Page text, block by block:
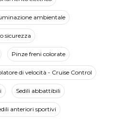
ambientale
sicurezza
Pinze freni colorate
di velocità - Cruise Control
Sedili abbattibili
anteriori sportivi